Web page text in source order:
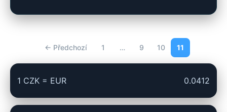
← Předchozí 1 … 9 10 11
1 CZK = EUR 0.0412